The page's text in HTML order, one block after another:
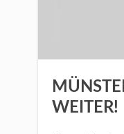
WEITER!